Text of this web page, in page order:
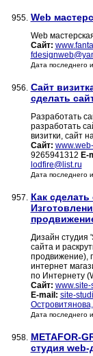
955. Web
Web
Сайт:
Дата последнего
956. Cайт
сделать
Разработать
разработать
визитки, сайт
Сайт:
9265941312 E-
lodfire@list.ru
Дата последнего
957. Как
Дизайн студия
сайта и
продвижение),
интернет
по Интернету
Сайт: www.site-
E-mail: site-
Дата последнего
958. METAFOR-
студия